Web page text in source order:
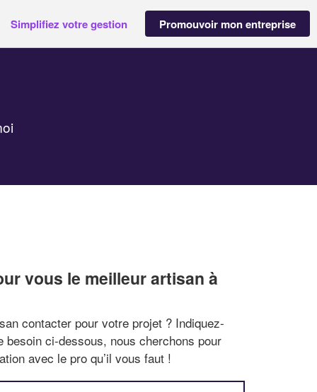
Simplifiez votre gestion Promouvoir mon entreprise
vous le meilleur artisan à
contacter pour votre projet ? Indiquez-
besoin ci-dessous, nous cherchons pour
avec le pro qu’il vous faut !